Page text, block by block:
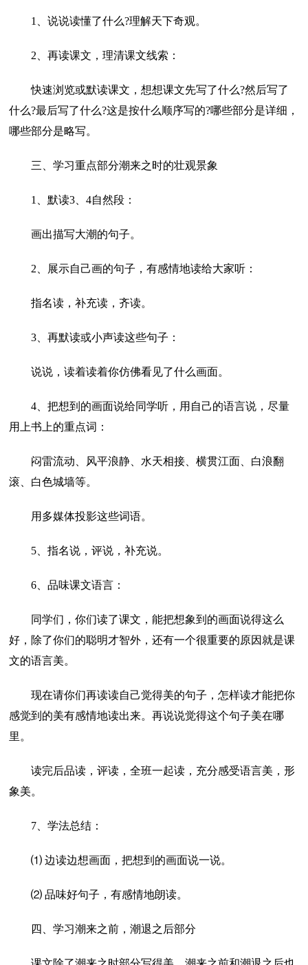
1、说说读懂了什么?理解天下奇观。
2、再读课文，理清课文线索：
快速浏览或默读课文，想想课文先写了什么?然后写了
什么?最后写了什么?这是按什么顺序写的?哪些部分是详细，
哪些部分是略写。
三、学习重点部分潮来之时的壮观景象
1、默读3、4自然段：
画出描写大潮的句子。
2、展示自己画的句子，有感情地读给大家听：
指名读，补充读，齐读。
3、再默读或小声读这些句子：
说说，读着读着你仿佛看见了什么画面。
4、把想到的画面说给同学听，用自己的语言说，尽量
用上书上的重点词：
闷雷流动、风平浪静、水天相接、横贯江面、白浪翻
滚、白色城墙等。
用多媒体投影这些词语。
5、指名说，评说，补充说。
6、品味课文语言：
同学们，你们读了课文，能把想象到的画面说得这么
好，除了你们的聪明才智外，还有一个很重要的原因就是课
文的语言美。
现在请你们再读读自己觉得美的句子，怎样读才能把你
感觉到的美有感情地读出来。再说说觉得这个句子美在哪
里。
读完后品读，评读，全班一起读，充分感受语言美，形
象美。
7、学法总结：
⑴ 边读边想画面，把想到的画面说一说。
⑵ 品味好句子，有感情地朗读。
四、学习潮来之前，潮退之后部分